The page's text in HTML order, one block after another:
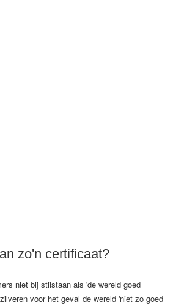
zo'n certificaat?
niet bij stilstaan als 'de wereld goed
voor het geval de wereld 'niet zo goed